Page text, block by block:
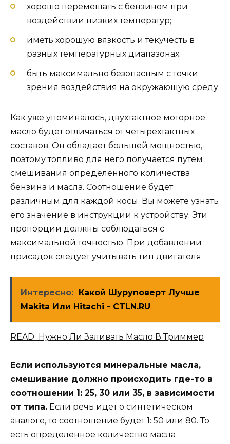
хорошо перемешать с бензином при
воздействии низких температур;
иметь хорошую вязкость и текучесть в
разных температурных диапазонах;
быть максимально безопасным с точки
зрения воздействия на окружающую среду.
Как уже упоминалось, двухтактное моторное
масло будет отличаться от четырехтактных
составов. Он обладает большей мощностью,
поэтому топливо для него получается путем
смешивания определенного количества
бензина и масла. Соотношение будет
различным для каждой косы. Вы можете узнать
его значение в инструкции к устройству. Эти
пропорции должны соблюдаться с
максимальной точностью. При добавлении
присадок следует учитывать тип двигателя.
Интересно:
Какой Шуруповерт Лучше
Makita Или Hitachi - CTLN.RU
READ Нужно Ли Заливать Масло В Триммер
Если используются минеральные масла,
смешивание должно происходить где-то в
соотношении 1: 25, 30 или 35, в зависимости
от типа. Если речь идет о синтетическом
аналоге, то соотношение будет 1: 50 или 80. То
есть определенное количество масла